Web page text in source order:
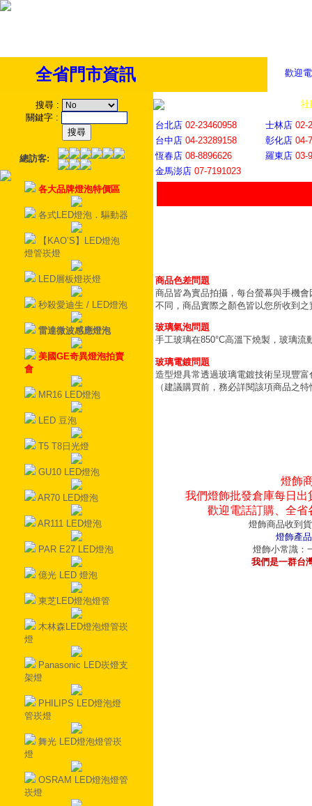
歡迎
全省門市資訊
搜尋 :
關鍵字 :
總訪客:
各大品牌燈泡特價區
各式LED燈泡．驅動器
【KAO’S】LED燈泡
燈管崁燈
LED層板燈崁燈
秒殺愛迪生 / LED燈泡
雷達微波感應燈泡
美國GE奇異燈泡拍賣
會
MR16 LED燈泡
LED 豆泡
T5 T8日光燈
GU10 LED燈泡
AR70 LED燈泡
AR111 LED燈泡
PAR E27 LED燈泡
億光 LED 燈泡
東芝LED燈泡燈管
木林森LED燈泡燈管崁
燈
Panasonic LED崁燈支
架燈
PHILIPS LED燈泡燈
管崁燈
舞光 LED燈泡燈管崁
燈
OSRAM LED燈泡燈管
崁燈
社
台北店 02-23460958 士林店 02-
台中店 04-23289158 彰化店 04-
恆春店 08-8896626 羅東店 03-
金馬澎店 07-7191023
商品色差問題
商品皆為實品拍攝，每台螢幕與手機
不同，商品實際之顏色皆以您所收到之
玻璃氣泡問題
手工玻璃在850°C高溫下燒製，玻璃
玻璃電鍍問題
造型燈具常透過玻璃電鍍技術呈現豐
（建議購買前，務必詳閱該項商品之
燈飾
我們燈飾批發倉庫每日
歡迎電話訂購、全
燈飾商品收到
燈飾產
燈飾小常識：
我們是一群台